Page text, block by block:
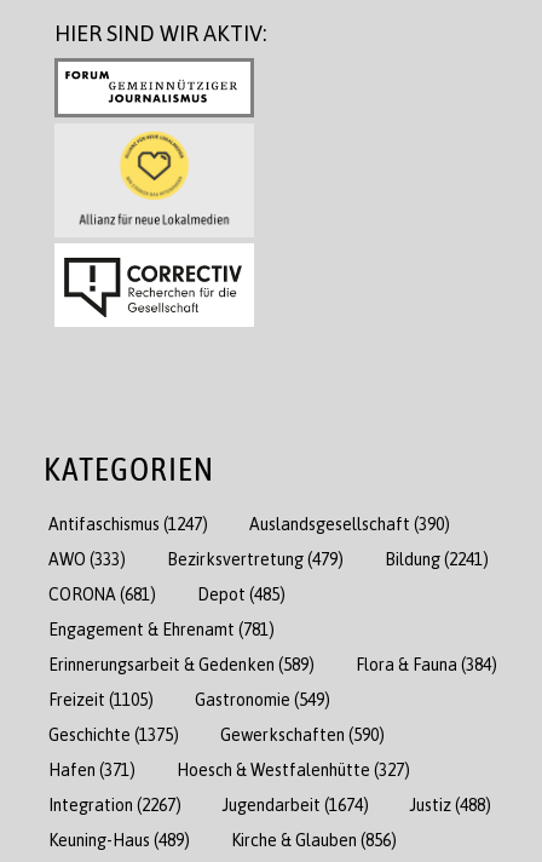
HIER SIND WIR AKTIV:
KATEGORIEN
Antifaschismus (1247) Auslandsgesellschaft (390)
AWO (333) Bezirksvertretung(479) Bildung(2241)
CORONA (681) Depot (485)
Engagement & Ehrenamt (781)
Erinnerungsarbeit & Gedenken (589) Flora & Fauna (384)
Freizeit (1105) Gastronomie (549)
Geschichte (1375) Gewerkschaften (590)
Hafen (371) Hoesch & Westfalenhütte (327)
Integration (2267) Jugendarbeit (1674) Justiz(488)
Keuning-Haus (489) Kirche & Glauben (856)